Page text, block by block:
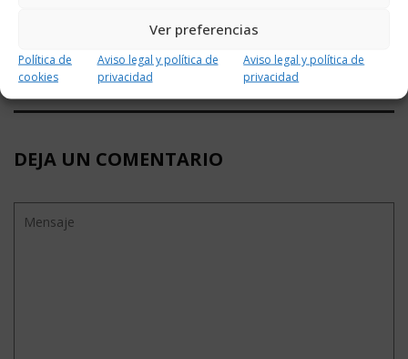
Ver preferencias
Política de
cookies
Aviso legal y política de
privacidad
Aviso legal y política de
privacidad
El PP felicita al Gobierno regional por ...
DEJA UN COMENTARIO